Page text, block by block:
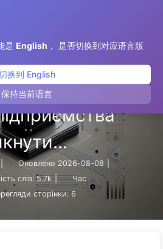
是 English ， 是否切换到对应语言版
换到 English
保持当前语言рішень на
пасток і
процеси
—
Оновлено 2026-08-08
слів: 5.7k |
Час
сторінки: 6